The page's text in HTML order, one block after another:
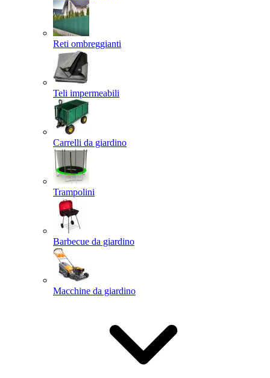
Reti ombreggianti
Teli impermeabili
Carrelli da giardino
Trampolini
Barbecue da giardino
Macchine da giardino